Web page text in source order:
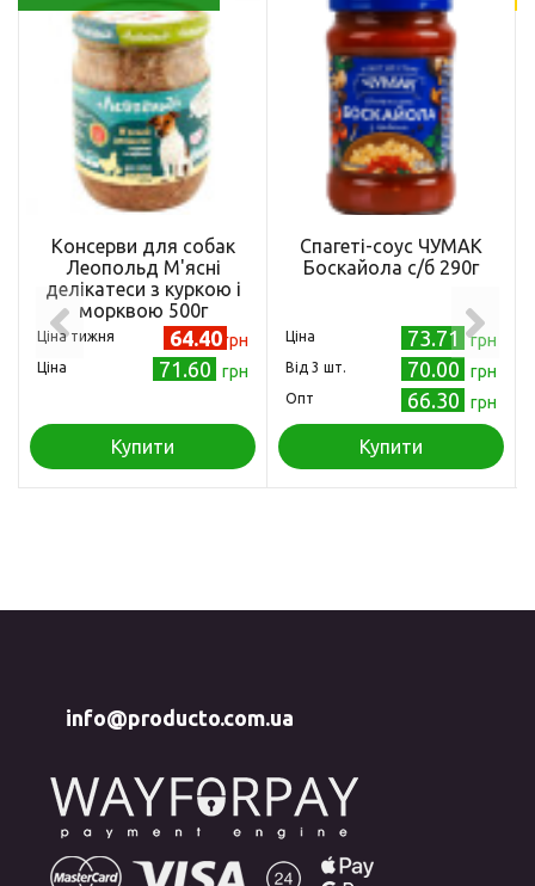
Консерви для собак
Леопольд М'ясні
делікатеси з куркою і
морквою 500г
(4820185490252)
Ціна тижня 64.40 грн
Ціна 71.60 грн
Купити
Спагеті-соус ЧУМАК
Боскайола с/б 290г
Ціна 73.71 грн
Від 3 шт. 70.00 грн
Опт 66.30 грн
Купити
info@producto.com.ua